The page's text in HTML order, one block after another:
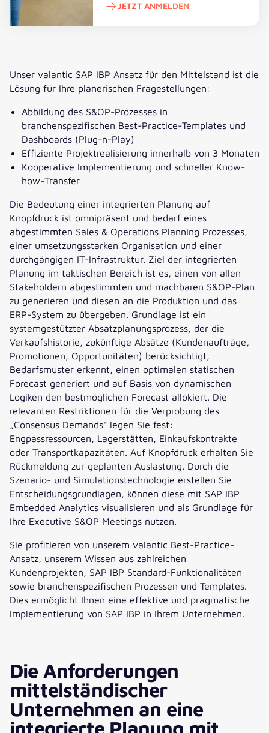
JETZT ANMELDEN
Unser valantic SAP IBP Ansatz für den Mittelstand ist die
Lösung für Ihre planerischen Fragestellungen:
Abbildung des S&OP-Prozesses in
branchenspezifischen Best-Practice-Templates und
Dashboards (Plug-n-Play)
Effiziente Projektrealisierung innerhalb von 3 Monaten
Kooperative Implementierung und schneller Know-
how-Transfer
Die Bedeutung einer integrierten Planung auf
Knopfdruck ist omnipräsent und bedarf eines
abgestimmten Sales & Operations Planning Prozesses,
einer umsetzungsstarken Organisation und einer
durchgängigen IT-Infrastruktur. Ziel der integrierten
Planung im taktischen Bereich ist es, einen von allen
Stakeholdern abgestimmten und machbaren S&OP-Plan
zu generieren und diesen an die Produktion und das
ERP-System zu übergeben. Grundlage ist ein
systemgestützter Absatzplanungsprozess, der die
Verkaufshistorie, zukünftige Absätze (Kundenaufträge,
Promotionen, Opportunitäten) berücksichtigt,
Bedarfsmuster erkennt, einen optimalen statischen
Forecast generiert und auf Basis von dynamischen
Logiken den bestmöglichen Forecast allokiert. Die
relevanten Restriktionen für die Verprobung des
„Consensus Demands“ legen Sie fest:
Engpassressourcen, Lagerstätten, Einkaufskontrakte
oder Transportkapazitäten. Auf Knopfdruck erhalten Sie
Rückmeldung zur geplanten Auslastung. Durch die
Szenario- und Simulationstechnologie erstellen Sie
Entscheidungsgrundlagen, können diese mit SAP IBP
Embedded Analytics visualisieren und als Grundlage für
Ihre Executive S&OP Meetings nutzen.
Sie profitieren von unserem valantic Best-Practice-
Ansatz, unserem Wissen aus zahlreichen
Kundenprojekten, SAP IBP Standard-Funktionalitäten
sowie branchenspezifischen Prozessen und Templates.
Dies ermöglicht Ihnen eine effektive und pragmatische
Implementierung von SAP IBP in Ihrem Unternehmen.
Die Anforderungen
mittelständischer
Unternehmen an eine
integrierte Planung mit